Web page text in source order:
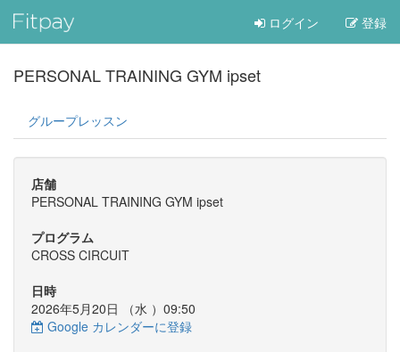
ログイン 登録
PERSONAL TRAINING GYM ipset
グループレッスン
店舗
PERSONAL TRAINING GYM ipset
プログラム
CROSS CIRCUIT
日時
2026年5月20日 （水 ）09:50
Google カレンダーに登録